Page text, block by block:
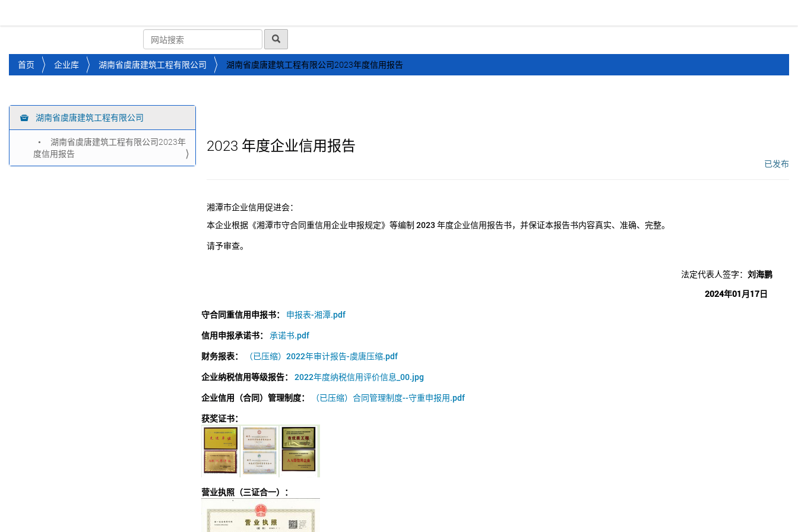
您
位
首页 企业库 湖南省虞唐建筑工程有限公司 湖南省虞唐建筑工程有限公司2023年度信用报告
导
航
湖南省虞唐建筑工程有限公司
湖南省虞唐建筑工程有限公司2023年
度信用报告
2023 年度企业信用报告
已发布
湘潭市企业信用促进会：
本企业根据《湘潭市守合同重信用企业申报规定》等编制 2023 年度企业信用报告书，并保证本报告书内容真实、准确、完整。
请予审查。
法定代表人签字： 刘海鹏
2024年01月17日
守合同重信用申报书：
申报表-湘潭.pdf
信用申报承诺书：
承诺书.pdf
财务报表：
（已压缩）2022年审计报告-虞唐压缩.pdf
企业纳税信用等级报告：
2022年度纳税信用评价信息_00.jpg
企业信用（合同）管理制度：
（已压缩）合同管理制度--守重申报用.pdf
获奖证书：
营业执照（三证合一）：